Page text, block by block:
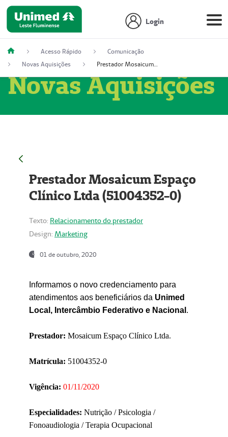
Login
Acesso Rápido
Comunicação
Novas Aquisições
Prestador Mosaicum Espaço Clínico Ltda (51004352-0)
Novas Aquisições
Prestador Mosaicum Espaço
Clínico Ltda (51004352-0)
Texto: Relacionamento do prestador
Design: Marketing
01 de outubro, 2020
Informamos o novo credenciamento para
atendimentos aos beneficiários da Unimed
Local, Intercâmbio Federativo e Nacional .
Prestador: Mosaicum Espaço Clínico Ltda.
Matrícula: 51004352-0
Vigência: 01/11/2020
Especialidades: Nutrição / Psicologia /
Fonoaudiologia / Terapia Ocupacional